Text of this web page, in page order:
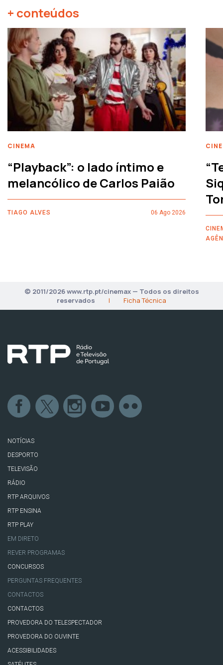
+ conteúdos
CINEMA
“Playback”: o lado íntimo e
melancólico de Carlos Paião
TIAGO ALVES 06 Ago 2026
© 2011/2026 www.rtp.pt/cinemax — Todos os direitos
reservados
| Ficha Técnica
NOTÍCIAS
DESPORTO
TELEVISÃO
RÁDIO
RTP ARQUIVOS
RTP ENSINA
RTP PLAY
EM DIRETO
REVER PROGRAMAS
CONCURSOS
PERGUNTAS FREQUENTES
CONTACTOS
CONTACTOS
PROVEDORA DO TELESPECTADOR
PROVEDORA DO OUVINTE
ACESSIBILIDADES